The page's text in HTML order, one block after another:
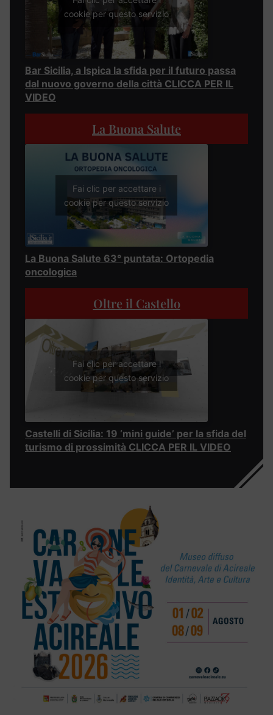
cookie per questo servizio
Bar Sicilia, a Ispica la sfida per il futuro passa
dal nuovo governo della città CLICCA PER IL
VIDEO
La Buona Salute
Fai clic per accettare i
cookie per questo servizio
La Buona Salute 63° puntata: Ortopedia
oncologica
Oltre il Castello
Fai clic per accettare i
cookie per questo servizio
Castelli di Sicilia: 19 ‘mini guide’ per la sfida del
turismo di prossimità CLICCA PER IL VIDEO